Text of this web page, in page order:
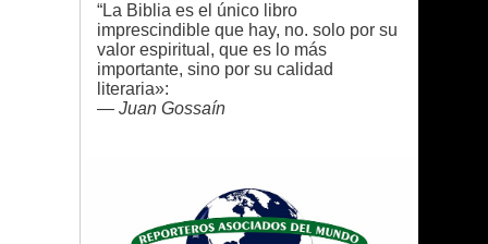
“La Biblia es el único libro
imprescindible que hay, no. solo por su
valor espiritual, que es lo más
importante, sino por su calidad
literaria»:
— Juan Gossaín